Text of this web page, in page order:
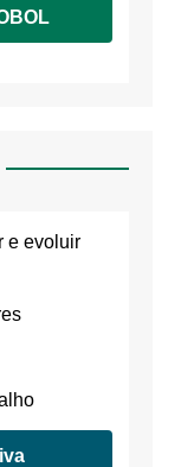
e evoluir